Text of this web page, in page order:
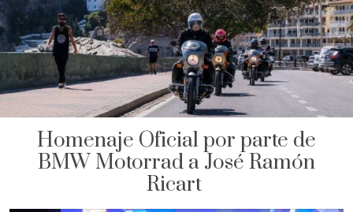
Homenaje Oficial por parte de
BMW Motorrad a José Ramón
Ricart